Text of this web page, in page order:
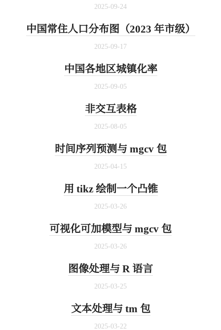
2025-09-24
中国常住人口分布图（2023 年市级）
2025-09-17
中国各地区城镇化率
2025-09-05
非交互表格
2025-08-05
时间序列预测与 mgcv 包
2025-04-15
用 tikz 绘制一个凸锥
2025-03-26
可视化可加模型与 mgcv 包
2025-03-26
图像处理与 R 语言
2025-03-25
文本处理与 tm 包
2025-03-22